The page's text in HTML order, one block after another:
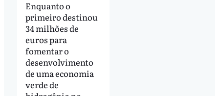
Enquanto o
primeiro destinou
34 milhões de
euros para
fomentar o
desenvolvimento
de uma economia
verde de